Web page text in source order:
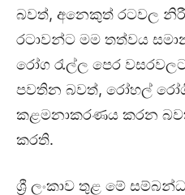
බවත්, අනෙකුත් රටවල
රටාවන්ට මම තත්වය
රෝග රැල්ල පෙර
පවතින බවත්, රෝහල්
කළමනාකරණය කරන
කරති.
ශ්‍රී ලංකාව තුළ මේ